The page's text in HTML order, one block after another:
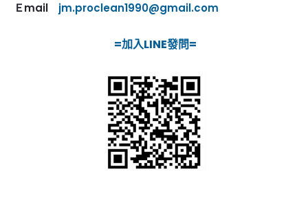
Ｅmail jm.proclean1990@gmail.com
=加入LINE發問=